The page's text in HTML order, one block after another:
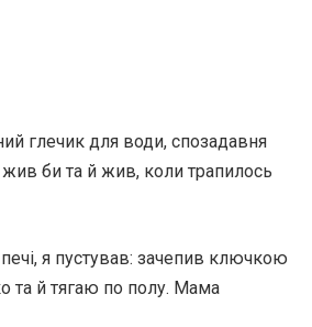
глечик для води, спозадавня
би та й жив, коли трапилось
я пустував: зачепив ключкою
та й тягаю по полу. Мама